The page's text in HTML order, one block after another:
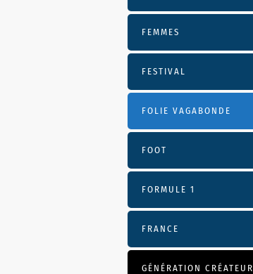
FEMMES
FESTIVAL
FOLIE VAGABONDE
FOOT
FORMULE 1
FRANCE
GÉNÉRATION CRÉATEUR